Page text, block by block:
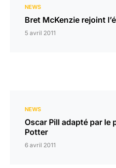
NEWS
Bret McKenzie rejoint
5 avril 2011
NEWS
Oscar Pill adapté par le
Potter
6 avril 2011